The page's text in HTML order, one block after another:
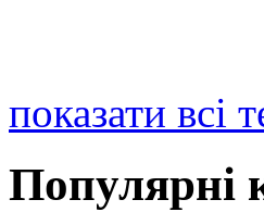
показати всі
Популярні